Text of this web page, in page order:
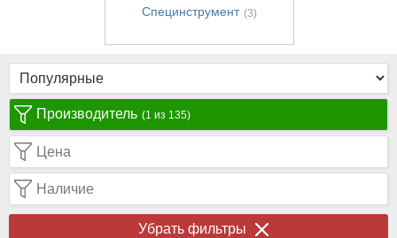
Специнструмент (3)
Производитель (1 из 135)
Цена
Наличие
Убрать фильтры